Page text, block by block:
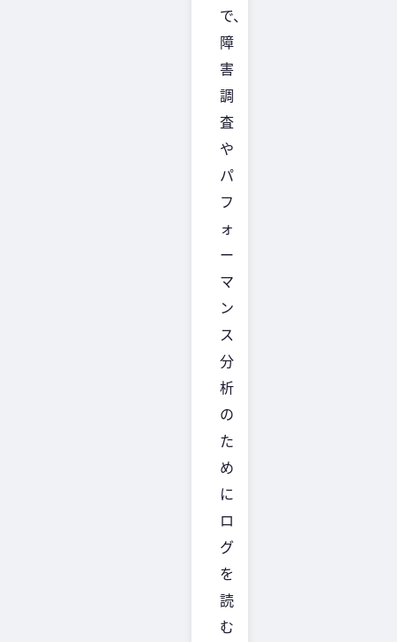
で、
障
害
調
査
や
パ
フ
ォ
ー
マ
ン
ス
分
析
の
た
め
に
ロ
グ
を
読
む